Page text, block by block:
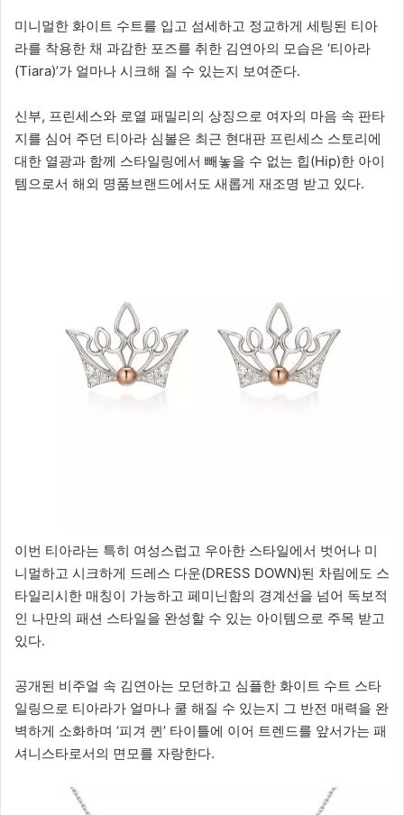
미니멀한 화이트 수트를 입고 섬세하고 정교하게 세팅된 티아
라를 착용한 채 과감한 포즈를 취한 김연아의 모습은 ‘티아라
(Tiara)’가 얼마나 시크해 질 수 있는지 보여준다.
신부, 프린세스와 로열 패밀리의 상징으로 여자의 마음 속 판타
지를 심어 주던 티아라 심볼은 최근 현대판 프린세스 스토리에
대한 열광과 함께 스타일링에서 빼놓을 수 없는 힙(Hip)한 아이
템으로서 해외 명품브랜드에서도 새롭게 재조명 받고 있다.
이번 티아라는 특히 여성스럽고 우아한 스타일에서 벗어나 미
니멀하고 시크하게 드레스 다운(DRESS DOWN)된 차림에도 스
타일리시한 매칭이 가능하고 페미닌함의 경계선을 넘어 독보적
인 나만의 패션 스타일을 완성할 수 있는 아이템으로 주목 받고
있다.
공개된 비주얼 속 김연아는 모던하고 심플한 화이트 수트 스타
일링으로 티아라가 얼마나 쿨 해질 수 있는지 그 반전 매력을 완
벽하게 소화하며 ‘피겨 퀸’ 타이틀에 이어 트렌드를 앞서가는 패
셔니스타로서의 면모를 자랑한다.